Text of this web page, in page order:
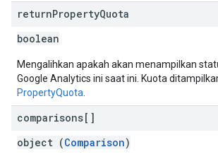
returnPropertyQuota
boolean
Mengalihkan apakah akan menampilkan
Google Analytics ini saat ini. Kuota
PropertyQuota
comparisons[]
object (Comparison)